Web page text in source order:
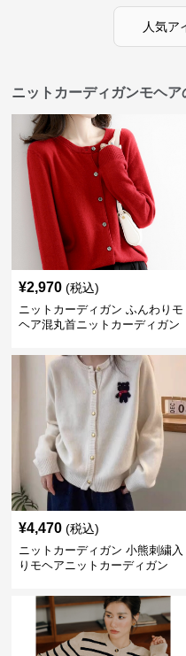
人気ア
ニットカーディガンモヘア
¥2,970 (税込)
ニットカーディガン ふんわりモ
ヘア混丸首ニットカーディガン
¥4,470 (税込)
ニットカーディガン 小熊刺繍入
りモヘアニットカーディガン